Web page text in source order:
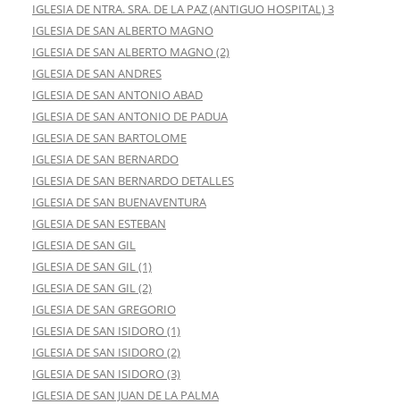
IGLESIA DE NTRA. SRA. DE LA PAZ (ANTIGUO HOSPITAL) 3
IGLESIA DE SAN ALBERTO MAGNO
IGLESIA DE SAN ALBERTO MAGNO (2)
IGLESIA DE SAN ANDRES
IGLESIA DE SAN ANTONIO ABAD
IGLESIA DE SAN ANTONIO DE PADUA
IGLESIA DE SAN BARTOLOME
IGLESIA DE SAN BERNARDO
IGLESIA DE SAN BERNARDO DETALLES
IGLESIA DE SAN BUENAVENTURA
IGLESIA DE SAN ESTEBAN
IGLESIA DE SAN GIL
IGLESIA DE SAN GIL (1)
IGLESIA DE SAN GIL (2)
IGLESIA DE SAN GREGORIO
IGLESIA DE SAN ISIDORO (1)
IGLESIA DE SAN ISIDORO (2)
IGLESIA DE SAN ISIDORO (3)
IGLESIA DE SAN JUAN DE LA PALMA